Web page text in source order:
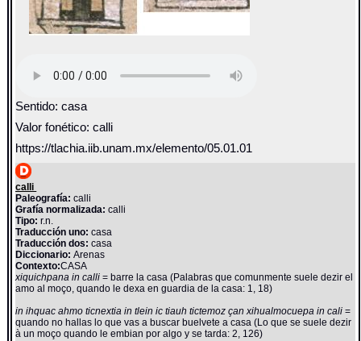
Sentido: casa
Valor fonético: calli
https://tlachia.iib.unam.mx/elemento/05.01.01
calli
Paleografía: calli
Grafía normalizada: calli
Tipo: r.n.
Traducción uno: casa
Traducción dos: casa
Diccionario:Arenas
Contexto:CASA
xiquichpana in calli= barre la casa (Palabras que comunmente suele dezir el
amo al moço, quando le dexa en guardia de la casa: 1, 18)
in ihquac ahmo ticnextia in tlein ic tiauh tictemoz çan xihualmocuepa in cali=
quando no hallas lo que vas a buscar buelvete a casa (Lo que se suele dezir
à un moço quando le embian por algo y se tarda: 2, 126)